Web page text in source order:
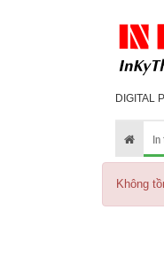
DIGITAL
Không